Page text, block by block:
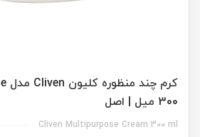
300 میل | اصل
Cliven Multipurpose Cream 300 ml